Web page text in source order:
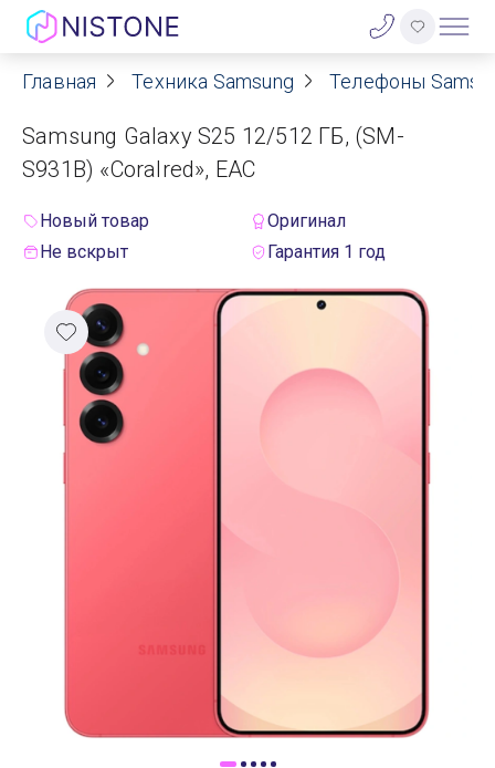
Акции
О нас
Договор оферты
Реквизиты
Контакты
Гарантия
Главная Техника Samsung Телефоны
Samsung Galaxy S25 12/512 ГБ, (SM-
S931B) «Coralred», ЕАС
Новый товар
Оригинал
Не вскрыт
Гарантия 1 год